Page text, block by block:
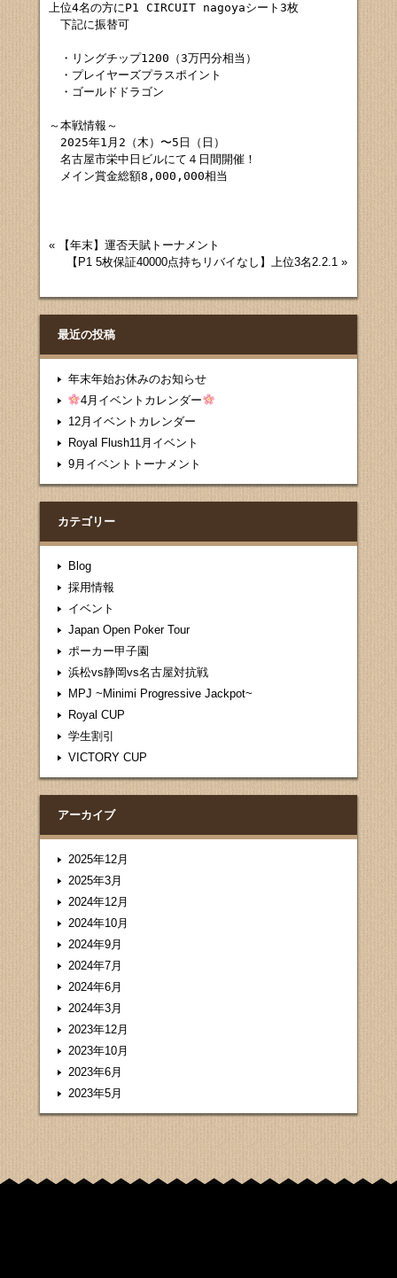
上位4名の方にP1 CIRCUIT nagoyaシート3枚
下記に振替可
・リングチップ1200（3万円分相当）
・プレイヤーズプラスポイント
・ゴールドドラゴン
～本戦情報～
2025年1月2（木）〜5日（日）
名古屋市栄中日ビルにて４日間開催！
メイン賞金総額8,000,000相当
«
【年末】運否天賦トーナメント
【P1 5枚保証40000点持ちリバイなし】上位3名2.2.1 »
最近の投稿
年末年始お休みのお知らせ
4月イベントカレンダー
12月イベントカレンダー
Royal Flush11月イベント
9月イベントトーナメント
カテゴリー
Blog
採用情報
イベント
Japan Open Poker Tour
ポーカー甲子園
浜松vs静岡vs名古屋対抗戦
MPJ ~Minimi Progressive Jackpot~
Royal CUP
学生割引
VICTORY CUP
アーカイブ
2025年12月
2025年3月
2024年12月
2024年10月
2024年9月
2024年7月
2024年6月
2024年3月
2023年12月
2023年10月
2023年6月
2023年5月